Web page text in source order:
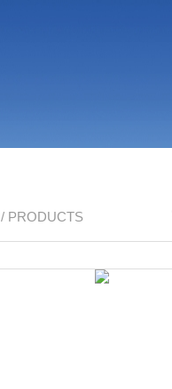
/ PRODUCTS